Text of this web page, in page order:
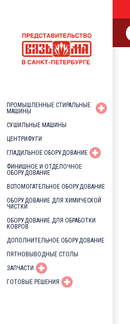
ПРОМЫШЛЕННЫЕ СТИРАЛЬНЫЕ
МАШИНЫ
СУШИЛЬНЫЕ МАШИНЫ
ЦЕНТРИФУГИ
ГЛАДИЛЬНОЕ ОБОРУДОВАНИЕ
ФИНИШНОЕ И ОТДЕЛОЧНОЕ
ОБОРУДОВАНИЕ
ВСПОМОГАТЕЛЬНОЕ ОБОРУДОВАНИЕ
ОБОРУДОВАНИЕ ДЛЯ ХИМИЧЕСКОЙ
ЧИСТКИ
ОБОРУДОВАНИЕ ДЛЯ ОБРАБОТКИ
КОВРОВ
ДОПОЛНИТЕЛЬНОЕ ОБОРУДОВАНИЕ
ПЯТНОВЫВОДНЫЕ СТОЛЫ
ЗАПЧАСТИ
ГОТОВЫЕ РЕШЕНИЯ